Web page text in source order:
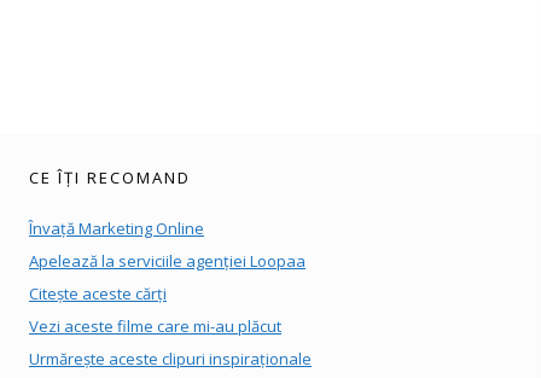
CE ÎȚI RECOMAND
Învață Marketing Online
Apelează la serviciile agenției Loopaa
Citește aceste cărți
Vezi aceste filme care mi-au plăcut
Urmărește aceste clipuri inspiraționale